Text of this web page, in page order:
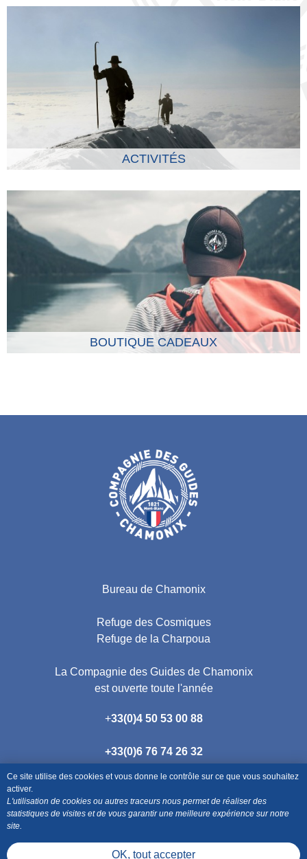
ACTIVITÉS
BOUTIQUE CADEAUX
Bureau de Chamonix
Refuge des Cosmiques
Refuge de la Charpoua
La Compagnie des Guides de Chamonix
est ouverte toute l'année
+33(0)4 50 53 00 88
+33(0)6 76 74 26 32
Maison de la montagne
190 place de l'Eglise
Ce site utilise des cookies et vous donne le contrôle sur ce que vous souhaitez
activer.
L'utilisation de cookies ou autres traceurs nous permet de réaliser des
statistiques de visites et de vous garantir une meilleure expérience sur notre
site.
OK, tout accepter